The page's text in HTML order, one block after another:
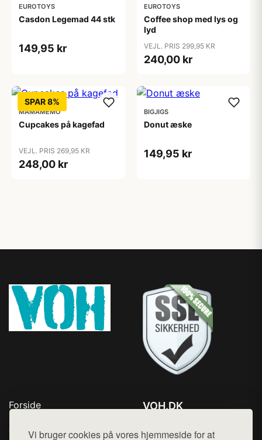
Vi bruger cookies på vores hjemmeside for at
EUROTOYS
Casdon Legemad 44 stk
149,95 kr
EUROTOYS
Coffee shop med lys og
lyd
VEJL. PRIS 299,95 KR
240,00 kr
SPAR 8%
MAMAMEMO
Cupcakes på kagefad
VEJL. PRIS 269,95 KR
248,00 kr
BIGJIGS
Donut æske
149,95 kr
Forside
Top Rabatter
VOH.DK